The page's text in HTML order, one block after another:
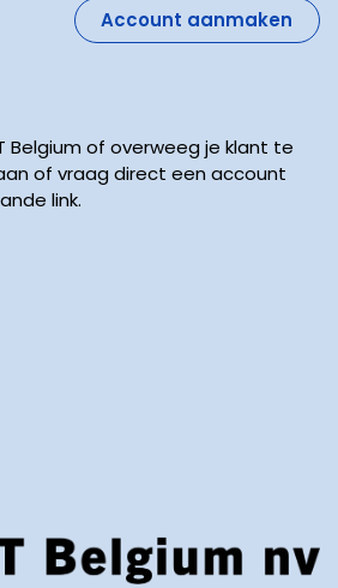
Account aanmaken
Belgium of overweeg je klant te
of vraag direct een account
link.